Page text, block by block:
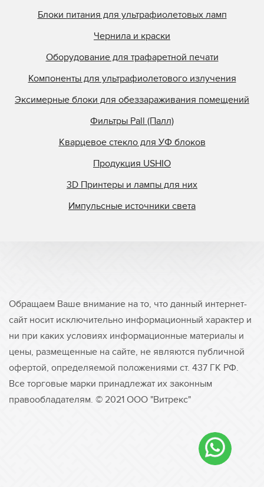
Блоки питания для ультрафиолетовых ламп
Чернила и краски
Оборудование для трафаретной печати
Компоненты для ультрафиолетового излучения
Эксимерные блоки для обеззараживания помещений
Фильтры Pall (Палл)
Кварцевое стекло для УФ блоков
Продукция USHIO
3D Принтеры и лампы для них
Импульсные источники света
Обращаем Ваше внимание на то, что данный интернет-
сайт носит исключительно информационный характер и
ни при каких условиях информационные материалы и
цены, размещенные на сайте, не являются публичной
офертой, определяемой положениями ст. 437 ГК РФ.
Все торговые марки принадлежат их законным
правообладателям. © 2021 ООО "Витрекс"